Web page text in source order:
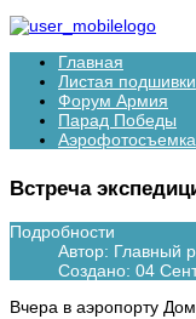
Главная
Листая подшивки
Форум Армия
Парад Победы
Аэрофотосъемка
Встреча
Подробности
Автор: Главный
Создано: 04
Вчера в аэропорту